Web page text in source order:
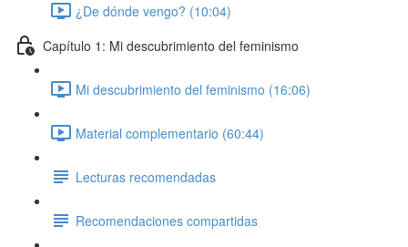
¿De dónde vengo? (10:04)
Capítulo 1: Mi descubrimiento del feminismo
Mi descubrimiento del feminismo (16:06)
Material complementario (60:44)
Lecturas recomendadas
Recomendaciones compartidas